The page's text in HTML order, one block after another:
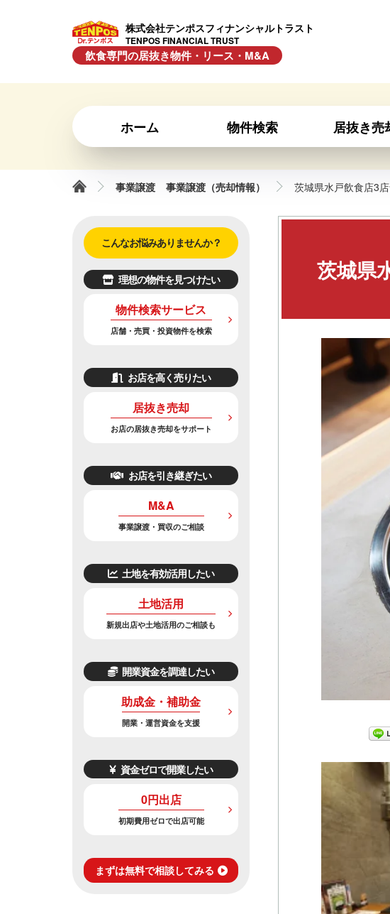
株式会社テンポスフィナンシャルトラスト
TENPOS FINANCIAL TRUST
飲食専門の居抜き物件・リース・M&A
ホーム 物件検索 居抜き売
事業譲渡 事業譲渡（売却情報） 茨城県水戸飲食店3
茨城県
こんなお悩みありませんか？
理想の物件を見つけたい
物件検索サービス
店舗・売買・投資物件を検索
お店を高く売りたい
居抜き売却
お店の居抜き売却をサポート
お店を引き継ぎたい
M&A
事業譲渡・買収のご相談
土地を有効活用したい
土地活用
新規出店や土地活用のご相談も
開業資金を調達したい
助成金・補助金
開業・運営資金を支援
資金ゼロで開業したい
0円出店
初期費用ゼロで出店可能
まずは無料で相談してみる